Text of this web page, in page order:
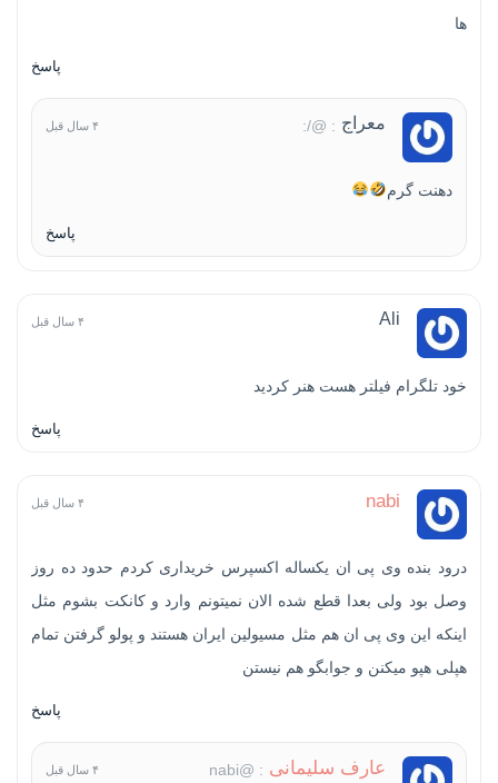
ها
پاسخ
معراج : @/: ۴ سال قبل
دهنت گرم
پاسخ
Ali ۴ سال قبل
خود تلگرام فیلتر هست هنر کردید
پاسخ
nabi ۴ سال قبل
درود بنده وی پی ان یکساله اکسپرس خریداری کردم حدود ده روز
وصل بود ولی بعدا قطع شده الان نمیتونم وارد و کانکت بشوم مثل
اینکه این وی پی ان هم مثل مسیولین ایران هستند و پولو گرفتن تمام
هپلی هپو میکنن و جوابگو هم نیستن
پاسخ
عارف سلیمانی : @nabi ۴ سال قبل